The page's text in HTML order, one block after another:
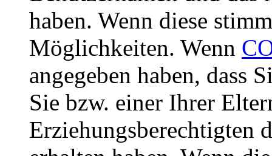
haben. Wenn diese
Möglichkeiten. Wenn
angegeben haben, dass
Sie bzw. einer Ihrer
Erziehungsberechtigten